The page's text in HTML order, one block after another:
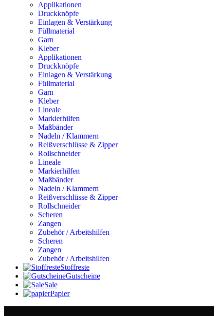
Applikationen
Druckknöpfe
Einlagen & Verstärkung
Füllmaterial
Garn
Kleber
Applikationen
Druckknöpfe
Einlagen & Verstärkung
Füllmaterial
Garn
Kleber
Lineale
Markierhilfen
Maßbänder
Nadeln / Klammern
Reißverschlüsse & Zipper
Rollschneider
Lineale
Markierhilfen
Maßbänder
Nadeln / Klammern
Reißverschlüsse & Zipper
Rollschneider
Scheren
Zangen
Zubehör / Arbeitshilfen
Scheren
Zangen
Zubehör / Arbeitshilfen
Stoffreste
Gutscheine
Sale
Papier